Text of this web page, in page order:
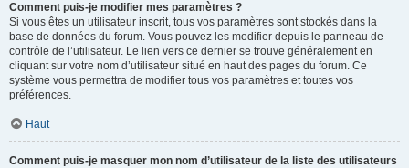
Comment puis-je modifier mes paramètres ?
Si vous êtes un utilisateur inscrit, tous vos paramètres sont stockés dans la
base de données du forum. Vous pouvez les modifier depuis le panneau de
contrôle de l’utilisateur. Le lien vers ce dernier se trouve généralement en
cliquant sur votre nom d’utilisateur situé en haut des pages du forum. Ce
système vous permettra de modifier tous vos paramètres et toutes vos
préférences.
Haut
Comment puis-je masquer mon nom d’utilisateur de la liste des utilisateurs